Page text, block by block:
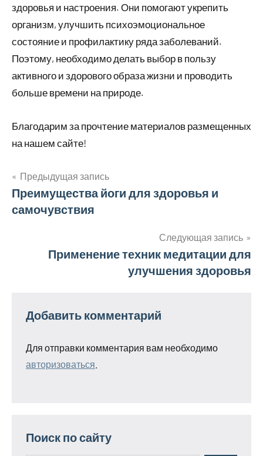
здоровья и настроения. Они помогают укрепить
организм, улучшить психоэмоциональное
состояние и профилактику ряда заболеваний.
Поэтому, необходимо делать выбор в пользу
активного и здорового образа жизни и проводить
больше времени на природе.
Благодарим за прочтение материалов размещенных
на нашем сайте!
Навигация
по
Предыдущая запись
Преимущества йоги для здоровья и
самочувствия
Следующая запись
Применение техник медитации для
улучшения здоровья
Добавить комментарий
Для отправки комментария вам необходимо
авторизоваться
Поиск по сайту